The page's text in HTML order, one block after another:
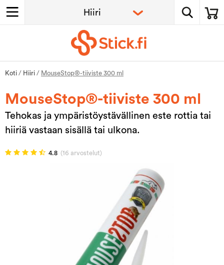
Koti / Hiiri / MouseStop®-tiiviste 300 ml
MouseStop®-tiiviste 300 ml
Tehokas ja ympäristöystävällinen este rottia tai
hiiriä vastaan sisällä tai ulkona.
4.8 (16 arvostelut)